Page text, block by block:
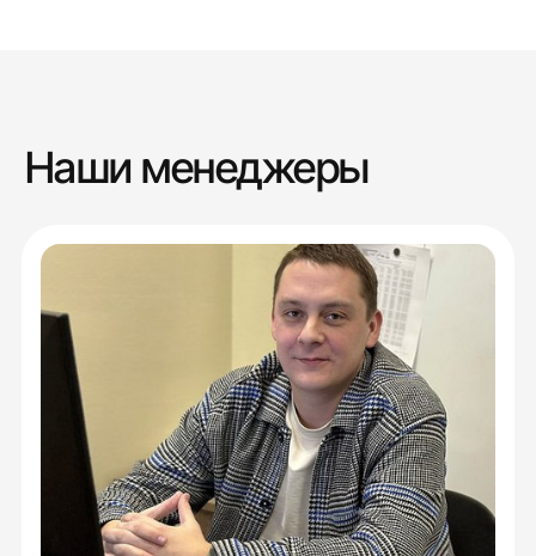
Наши менеджеры